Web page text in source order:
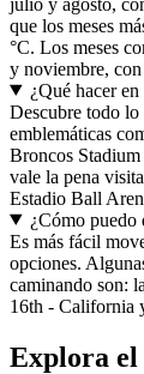
que los meses
°C. Los meses
y noviembre,
¿Qué hacer
Descubre todo lo
emblemáticas
Broncos
vale la pena
Estadio Ball
¿Cómo puedo
Es más fácil
opciones.
caminando son:
16th - California
Explora el